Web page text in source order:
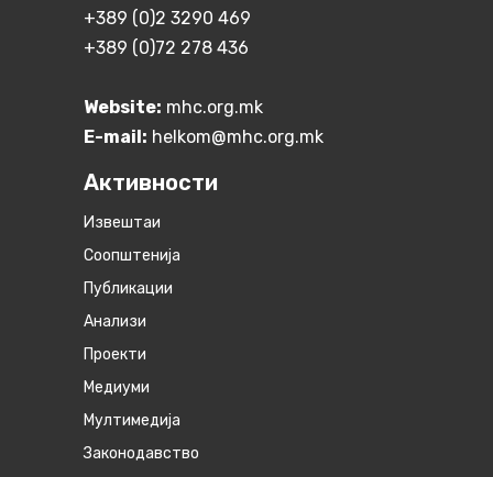
+389 (0)2 3290 469
+389 (0)72 278 436
Website: mhc.org.mk
E-mail: helkom@mhc.org.mk
Активности
Извештаи
Соопштенија
Публикации
Анализи
Проекти
Медиуми
Мултимедија
Законодавство